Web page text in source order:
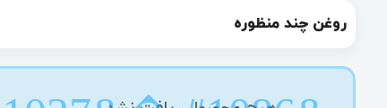
روغن چند منظوره